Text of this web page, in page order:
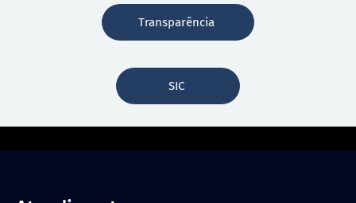
Transparência
SIC